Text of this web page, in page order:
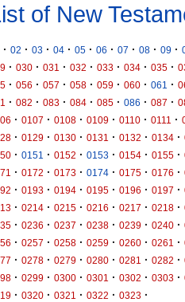
of New
· 02 · 03 · 04 · 05 · 06 · 07 · 08 · 09 ·
· 030 · 031 · 032 · 033 · 034 · 035 ·
· 056 · 057 · 058 · 059 · 060 · 061 ·
· 082 · 083 · 084 · 085 · 086 · 087 ·
· 0107 · 0108 · 0109 · 0110 · 0111 ·
· 0129 · 0130 · 0131 · 0132 · 0134 ·
· 0151 · 0152 · 0153 · 0154 · 0155 ·
· 0172 · 0173 · 0174 · 0175 · 0176 ·
· 0193 · 0194 · 0195 · 0196 · 0197 ·
· 0214 · 0215 · 0216 · 0217 · 0218 ·
· 0236 · 0237 · 0238 · 0239 · 0240 ·
· 0257 · 0258 · 0259 · 0260 · 0261 ·
· 0278 · 0279 · 0280 · 0281 · 0282 ·
· 0299 · 0300 · 0301 · 0302 · 0303 ·
· 0320 · 0321 · 0322 · 0323 ·